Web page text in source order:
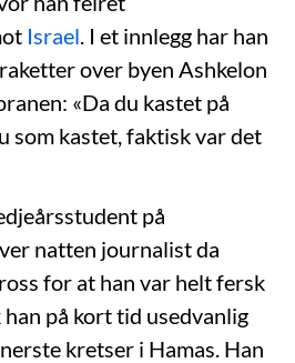
Israel . I et innlegg har han
over byen Ashkelon
«Da du kastet på
som kastet, faktisk var det
på
natten journalist da
for at han var helt fersk
på kort tid usedvanlig
kretser i Hamas. Han